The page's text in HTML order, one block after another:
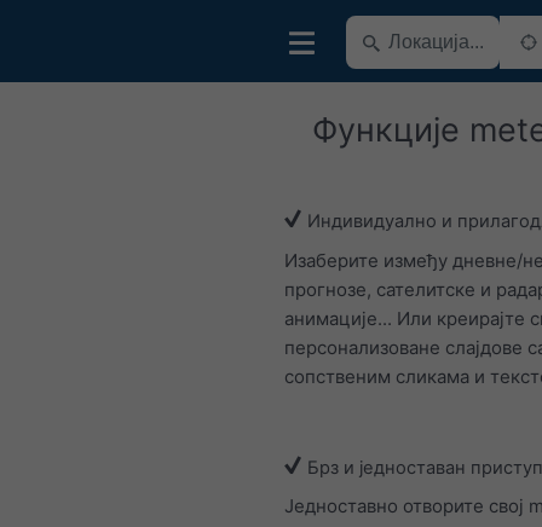
Функције
Индивидуално и
Изаберите између дневне/
прогнозе, сателитске и
анимације... Или креирајте
персонализоване слајдове
сопственим сликама и
Брз и једноставан приступ
Једноставно отворите свој